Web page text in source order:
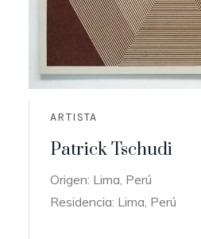
ARTISTA
Patrick Tschudi
Origen: Lima, Perú
Residencia: Lima, Perú